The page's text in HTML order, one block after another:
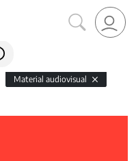
Material audiovisual